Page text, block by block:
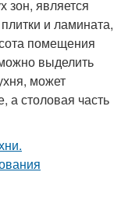
зон, является
и ламината,
помещения
выделить
может
а столовая часть